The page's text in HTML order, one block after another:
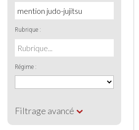
Rubrique :
Régime :
Filtrage avancé